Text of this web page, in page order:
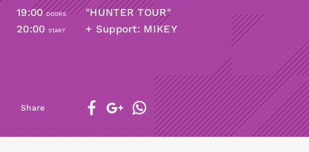
DOORS
19:00
START
20:00
"HUNTER TOUR"
+ Support: MIKEY
Share